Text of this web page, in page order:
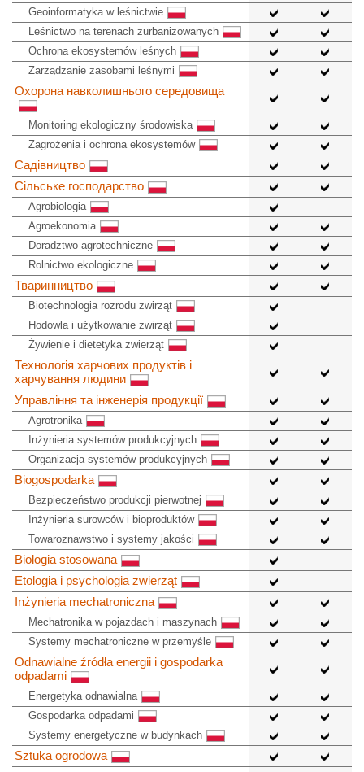
Geoinformatyka w leśnictwie
Leśnictwo na terenach zurbanizowanych
Ochrona ekosystemów leśnych
Zarządzanie zasobami leśnymi
Охорона навколишнього середовища
Monitoring ekologiczny środowiska
Zagrożenia i ochrona ekosystemów
Садівництво
Сільське господарство
Agrobiologia
Agroekonomia
Doradztwo agrotechniczne
Rolnictwo ekologiczne
Тваринництво
Biotechnologia rozrodu zwirząt
Hodowla i użytkowanie zwirząt
Żywienie i dietetyka zwierząt
Технологія харчових продуктів і
харчування людини
Управління та інженерія продукції
Agrotronika
Inżynieria systemów produkcyjnych
Organizacja systemów produkcyjnych
Biogospodarka
Bezpieczeństwo produkcji pierwotnej
Inżynieria surowców i bioproduktów
Towaroznawstwo i systemy jakości
Biologia stosowana
Etologia i psychologia zwierząt
Inżynieria mechatroniczna
Mechatronika w pojazdach i maszynach
Systemy mechatroniczne w przemyśle
Odnawialne źródła energii i gospodarka
odpadami
Energetyka odnawialna
Gospodarka odpadami
Systemy energetyczne w budynkach
Sztuka ogrodowa